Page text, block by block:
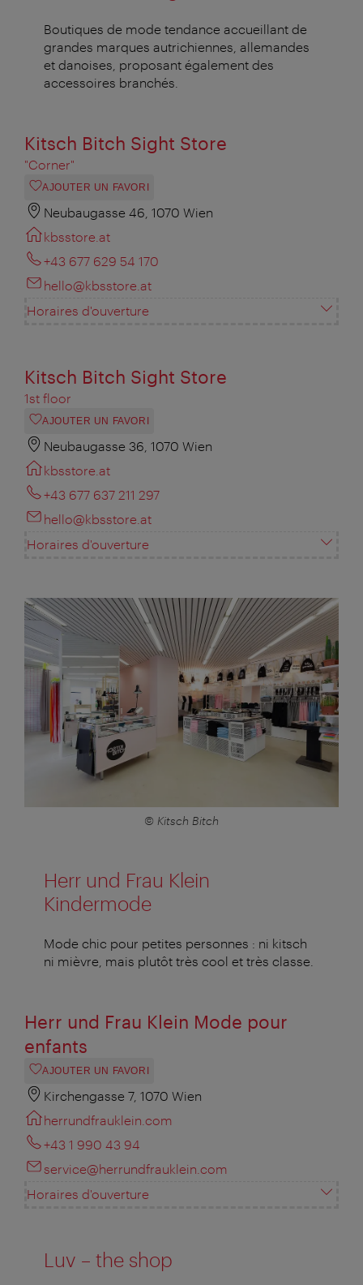
Boutiques de mode tendance accueillant de
grandes marques autrichiennes, allemandes
et danoises, proposant également des
accessoires branchés.
Kitsch Bitch Sight Store
"Corner"
AJOUTER UN FAVORI
Neubaugasse 46, 1070 Wien
kbsstore.at
+43 677 629 54 170
hello@kbsstore.at
Horaires d'ouverture
Kitsch Bitch Sight Store
1st floor
AJOUTER UN FAVORI
Neubaugasse 36, 1070 Wien
kbsstore.at
+43 677 637 211 297
hello@kbsstore.at
Horaires d'ouverture
© Kitsch Bitch
Herr und Frau Klein
Kindermode
Mode chic pour petites personnes : ni kitsch
ni mièvre, mais plutôt très cool et très classe.
Herr und Frau Klein Mode pour
enfants
AJOUTER UN FAVORI
Kirchengasse 7, 1070 Wien
herrundfrauklein.com
+43 1 990 43 94
service@herrundfrauklein.com
Horaires d'ouverture
Luv – the shop